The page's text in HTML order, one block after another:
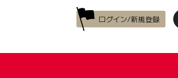
ログイン/新規登録